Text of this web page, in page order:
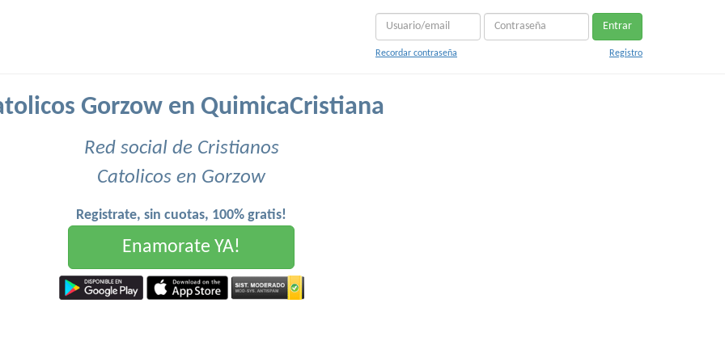
Entrar
Recordar contraseña Registro
Gorzow en QuimicaCristiana
Red social de Cristianos
Catolicos en Gorzow
Registrate, sin cuotas, 100% gratis!
Enamorate YA!